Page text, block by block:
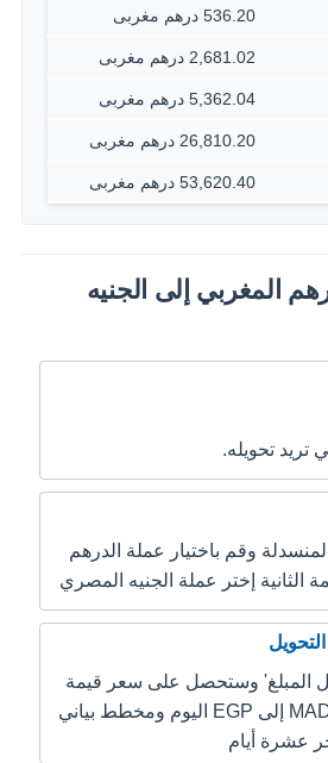
536.20 درهم مغربى
2,681.02 درهم مغربى
5,362.04 درهم مغربى
26,810.20 درهم مغربى
53,620.40 درهم مغربى
المغربي إلى الجنيه
تريد تحويله.
وقم باختيار عملة الدرهم
الثانية إختر عملة الجنيه المصري
المبلغ' وستحصل على سعر قيمة
المبلغ وسعر تحويل MAD إلى EGP اليوم ومخطط بياني
عشرة أيام